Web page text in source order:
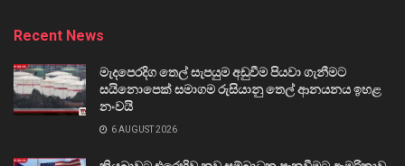
Recent News
මැදපෙරදිග තෙල් සැපයුම අඩුවීම පියවා ගැනීමට
සයිනොපෙක් සමාගම රුසියානු තෙල් ආනයනය ඉහළ
නංවයි
6 AUGUST 2026